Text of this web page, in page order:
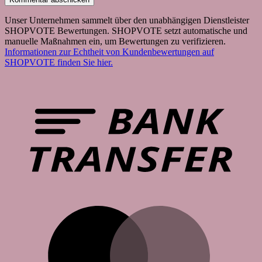
Unser Unternehmen sammelt über den unabhängigen Dienstleister
SHOPVOTE Bewertungen. SHOPVOTE setzt automatische und
manuelle Maßnahmen ein, um Bewertungen zu verifizieren.
Informationen zur Echtheit von Kundenbewertungen auf
SHOPVOTE finden Sie hier.